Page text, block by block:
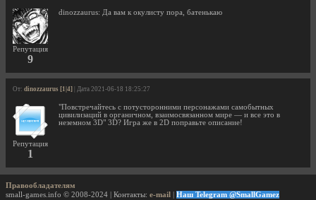
Репутация
9
dinozzaurus: Да вам к окулисту пора, батенькаю
От: dinozzaurus [1|4] | Дата 2021-06-18 18:25:27
Репутация
1
"Повстречайтесь с потусторонними персонажами самобытных
цивилизаций в органичном, взаимосвязанном мире — и все это в
неземном 3D" 3D? Игра же в 2D поправьте описание!
Правообладателям
small-games.info © 2008-2024 | Контакты: e-mail Наш Telegram @SmallGamez